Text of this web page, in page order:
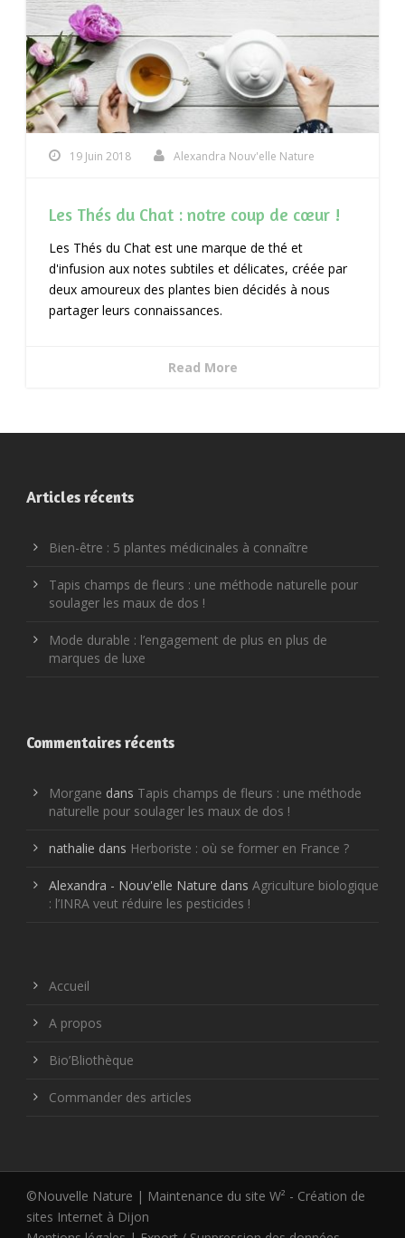
19 Juin 2018 Alexandra Nouv'elle Nature
Les Thés du Chat : notre coup de cœur !
Les Thés du Chat est une marque de thé et
d'infusion aux notes subtiles et délicates, créée par
deux amoureux des plantes bien décidés à nous
partager leurs connaissances.
Read More
Articles récents
Bien-être : 5 plantes médicinales à connaître
Tapis champs de fleurs : une méthode naturelle pour
soulager les maux de dos !
Mode durable : l’engagement de plus en plus de
marques de luxe
Commentaires récents
Morgane dans Tapis champs de fleurs : une méthode
naturelle pour soulager les maux de dos !
nathalie dans Herboriste : où se former en France ?
Alexandra - Nouv'elle Nature dans Agriculture biologique
: l’INRA veut réduire les pesticides !
Accueil
A propos
Bio’Bliothèque
Commander des articles
©Nouvelle Nature | Maintenance du site W² - Création de
sites Internet à Dijon